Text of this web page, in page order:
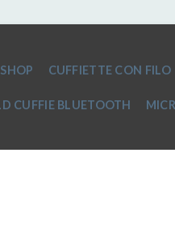
SHOP CUFFIETTE CON FILO
CUFFIE BLUETOOTH